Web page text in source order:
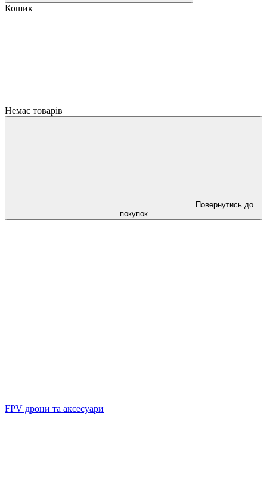
Кошик
Немає товарів
Повернутись до
покупок
FPV дрони та аксесуари